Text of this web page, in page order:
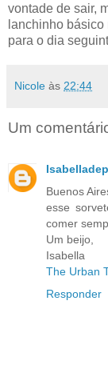
vontade de sair,
lanchinho
para o dia
Nicole às 22:44
Um
Buenos
esse
comer
Um beijo,
Isabella
The Urban
Responder